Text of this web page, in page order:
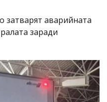
затварят аварийната
заради